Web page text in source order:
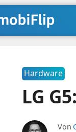
Hardware
LG
Von